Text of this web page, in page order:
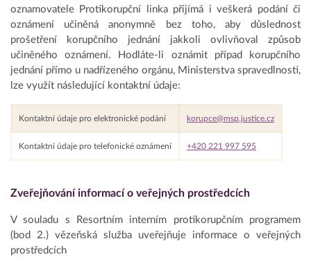
oznamovatele Protikorupční linka přijímá i veškerá podání či
oznámení učiněná anonymně bez toho, aby důslednost
prošetření korupčního jednání jakkoli ovlivňoval způsob
učiněného oznámení. Hodláte-li oznámit případ korupčního
jednání přímo u nadřízeného orgánu, Ministerstva spravedlnosti,
lze využít následující kontaktní údaje:
Kontaktní údaje pro elektronické podání korupce@msp.justice.cz
Kontaktní údaje pro telefonické oznámení +420 221 997 595
Zveřejňování informací o veřejných prostředcích
V souladu s Resortním interním protikorupčním programem
(bod 2.) vězeňská služba uveřejňuje informace o veřejných
prostředcích